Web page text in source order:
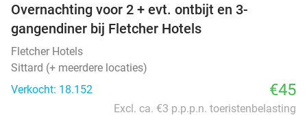
Overnachting voor 2 + evt. ontbijt en 3-
gangendiner bij Fletcher Hotels
Fletcher Hotels
Sittard (+ meerdere locaties)
Verkocht: 18.152
€45
Excl. ca. €3 p.p.p.n. toeristenbelasting